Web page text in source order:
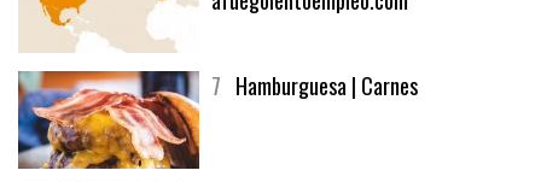
6Bolsa de trabajo: